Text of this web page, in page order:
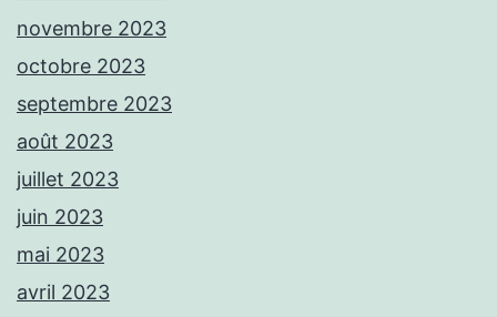
novembre 2023
octobre 2023
septembre 2023
août 2023
juillet 2023
juin 2023
mai 2023
avril 2023